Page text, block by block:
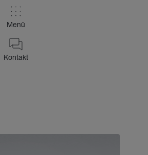
Menü
Kontakt